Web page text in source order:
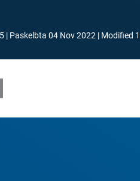
Paskelbta 04 Nov 2022 Modified